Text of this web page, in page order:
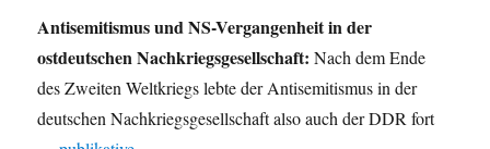
Antisemitismus und NS-Vergangenheit in der
ostdeutschen Nachkriegsgesellschaft: Nach dem Ende
des Zweiten Weltkriegs lebte der Antisemitismus in der
deutschen Nachkriegsgesellschaft also auch der DDR fort